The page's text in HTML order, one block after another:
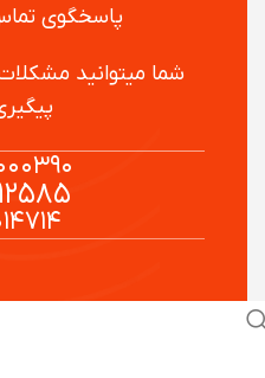
پاسخگوی تماس
شما میتوانید مشکلات
پیگیری